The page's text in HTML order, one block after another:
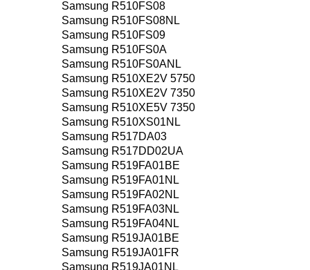
Samsung R510FS08
Samsung R510FS08NL
Samsung R510FS09
Samsung R510FS0A
Samsung R510FS0ANL
Samsung R510XE2V 5750
Samsung R510XE2V 7350
Samsung R510XE5V 7350
Samsung R510XS01NL
Samsung R517DA03
Samsung R517DD02UA
Samsung R519FA01BE
Samsung R519FA01NL
Samsung R519FA02NL
Samsung R519FA03NL
Samsung R519FA04NL
Samsung R519JA01BE
Samsung R519JA01FR
Samsung R519JA01NL